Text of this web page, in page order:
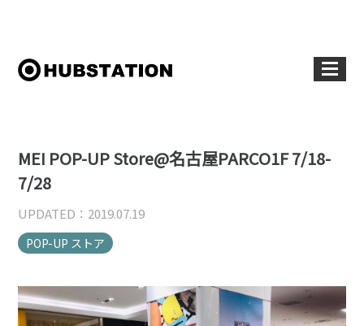
MEI POP-UP Store@名古屋PARCO1F 7/18-
7/28
UPDATED：2019.07.19
POP-UP ストア